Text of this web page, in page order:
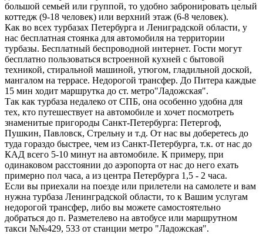
большой семьей или группой, то удобно забронировать целый
коттедж (9-18 человек) или верхний этаж (6-8 человек).
Как во всех турбазах Петербурга и Лениградской области, у
нас бесплатная стоянка для автомобиля на территории
турбазы. Бесплатный беспроводной интернет. Гости могут
бесплатно пользоваться встроенной кухней с бытовой
техникой, стиральной машиной, утюгом, гладильной доской,
мангалом на террасе. Недорогой трансфер. До Питера каждые
15 мин ходит маршрутка до ст. метро"Ладожская".
Так как турбаза недалеко от СПБ, она особенно удобна для
тех, кто путешествует на автомобиле и хочет посмотреть
знаменитые пригороды Санкт-Петербурга: Петергоф,
Пушкин, Павловск, Стрельну и т.д. От нас вы доберетесь до
туда гораздо быстрее, чем из Санкт-Петербурга, т.к. от нас до
КАД всего 5-10 минут на автомобиле. К примеру, при
одинаковом расстоянии до аэропорта от нас до него ехать
примерно пол часа, а из центра Петербурга 1,5 - 2 часа.
Если вы приехали на поезде или прилетели на самолете и вам
нужна турбаза Ленинградской области, то к Вашим услугам
недорогой трансфер, либо вы можете самостоятельно
добраться до п. Разметелево на автобусе или маршрутном
такси №№429, 533 от станции метро "Ладожская".